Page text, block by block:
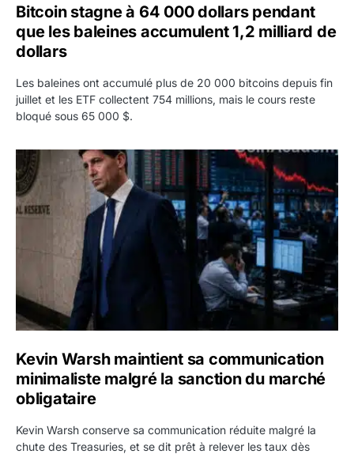
Bitcoin stagne à 64 000 dollars pendant
que les baleines accumulent 1,2 milliard de
dollars
Les baleines ont accumulé plus de 20 000 bitcoins depuis fin
juillet et les ETF collectent 754 millions, mais le cours reste
bloqué sous 65 000 $.
Kevin Warsh maintient sa communication minimaliste
Kevin Warsh maintient sa communication
minimaliste malgré la sanction du marché
obligataire
Kevin Warsh conserve sa communication réduite malgré la
chute des Treasuries, et se dit prêt à relever les taux dès